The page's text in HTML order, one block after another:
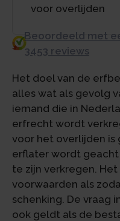
voor overlijden
Beoordeeld met
3453 reviews
Het doel van de
alles wat als gevolg
iemand die in
erfrecht wordt
voor het overlijden is
erflater wordt
te zijn verkregen.
voorwaarden als
schenking. De vraag
ook geldt als de